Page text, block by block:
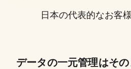
日本の代表的なお客
データの一元管理はそ